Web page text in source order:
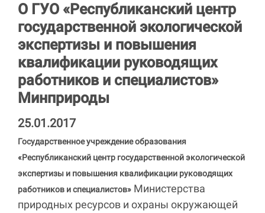
О ГУО «Республиканский центр
государственной экологической
экспертизы и повышения
квалификации руководящих
работников и специалистов»
Минприроды
25.01.2017
Государственное учреждение образования
«Республиканский центр государственной экологической
экспертизы и повышения квалификации руководящих
работников и специалистов» Министерства
природных ресурсов и охраны окружающей